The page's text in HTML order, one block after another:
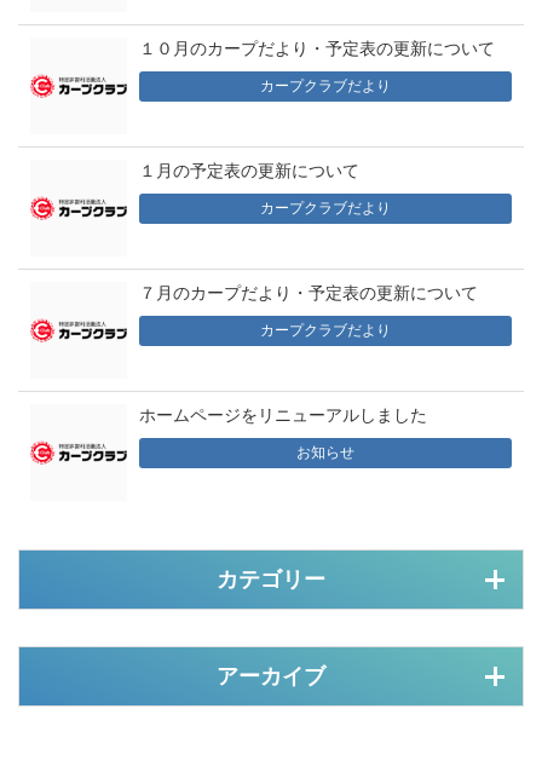
１０月のカープだより・予定表の更新について
カープクラブだより
１月の予定表の更新について
カープクラブだより
７月のカープだより・予定表の更新について
カープクラブだより
ホームページをリニューアルしました
お知らせ
カテゴリー
アーカイブ